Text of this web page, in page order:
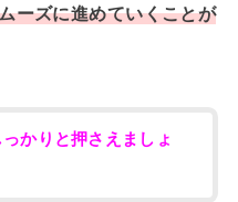
ーズに進めていくことが
かりと押さえましょ